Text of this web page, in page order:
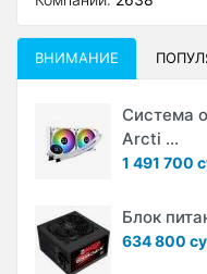
ВНИМАНИЕ
Система
Arcti ...
1 491 700
Блок
634 800